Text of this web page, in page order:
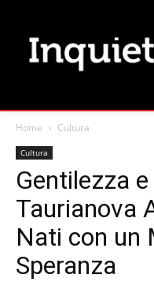
Home Cultura
Cultura
Gentilezza
Taurianova
Nati con un
Speranza